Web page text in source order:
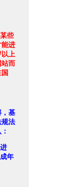
些
能进
上
站而
，基
规法
年